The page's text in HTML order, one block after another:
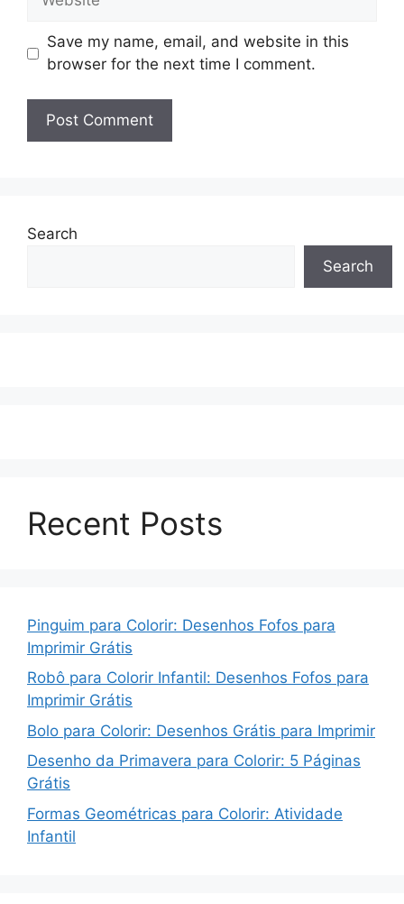
Save my name, email, and website in this
browser for the next time I comment.
Search
Search
Recent Posts
Pinguim para Colorir: Desenhos Fofos para
Imprimir Grátis
Robô para Colorir Infantil: Desenhos Fofos para
Imprimir Grátis
Bolo para Colorir: Desenhos Grátis para Imprimir
Desenho da Primavera para Colorir: 5 Páginas
Grátis
Formas Geométricas para Colorir: Atividade
Infantil